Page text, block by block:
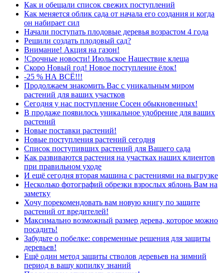
Как и обещали список свежих поступлений
Как меняется облик сада от начала его создания и когда
он набирает сил
Начали поступать плодовые деревья возрастом 4 года
Решили создать плодовый сад?
Внимание! Акция на газон!
!Срочные новости! Июльское Нашествие клеща
Скоро Новый год! Новое поступление ёлок!
-25 % НА ВСЁ!!!
Продолжаем знакомить Вас с уникальным миром
растений для ваших участков
Сегодня у нас поступление Сосен обыкновенных!
В продаже появилось уникальное удобрение для ваших
растений
Новые поставки растений!
Новые поступления растений сегодня
Список поступивших растений для Вашего сада
Как развиваются растения на участках наших клиентов
при правильном уходе
И ещё сегодня вторая машина с растениями на выгрузке
Несколько фотографий обрезки взрослых яблонь Вам на
заметку
Хочу порекомендовать вам новую книгу по защите
растений от вредителей!
Максимально возможный размер дерева, которое можно
посадить!
Забудьте о побелке: современные решения для защиты
деревьев!
Ещё один метод защиты стволов деревьев на зимний
период в вашу копилку знаний